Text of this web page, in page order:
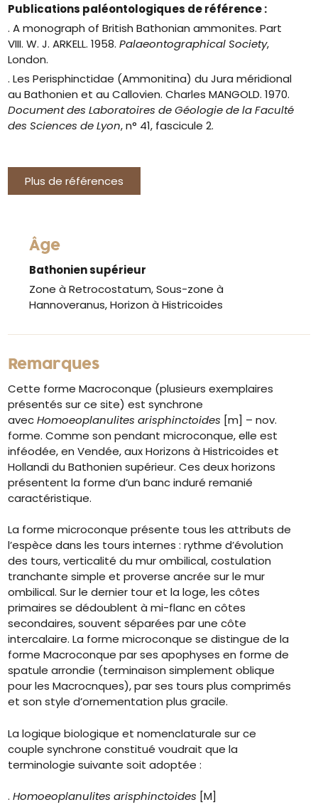
Publications paléontologiques de référence :
. A monograph of British Bathonian ammonites. Part
VIII. W. J. ARKELL. 1958.Palaeontographical Society,
London.
. Les Perisphinctidae (Ammonitina) du Jura méridional
au Bathonien et au Callovien. Charles MANGOLD. 1970.
Document des Laboratoires de Géologie de la Faculté
des Sciences de Lyon, n° 41, fascicule 2.
Plus de références
Âge
Bathonien supérieur
Zone à Retrocostatum, Sous-zone à
Hannoveranus, Horizon à Histricoides
Remarques
Cette forme Macroconque (plusieurs exemplaires
présentés sur ce site) est synchrone
avecHomoeoplanulites arisphinctoides [m] – nov.
forme. Comme son pendant microconque, elle est
inféodée, en Vendée, aux Horizons à Histricoides et
Hollandi du Bathonien supérieur. Ces deux horizons
présentent la forme d’un banc induré remanié
caractéristique.
La forme microconque présente tous les attributs de
l’espèce dans les tours internes : rythme d’évolution
des tours, verticalité du mur ombilical, costulation
tranchante simple et proverse ancrée sur le mur
ombilical. Sur le dernier tour et la loge, les côtes
primaires se dédoublent à mi-flanc en côtes
secondaires, souvent séparées par une côte
intercalaire. La forme microconque se distingue de la
forme Macroconque par ses apophyses en forme de
spatule arrondie (terminaison simplement oblique
pour les Macrocnques), par ses tours plus comprimés
et son style d’ornementation plus gracile.
La logique biologique et nomenclaturale sur ce
couple synchrone constitué voudrait que la
terminologie suivante soit adoptée :
.Homoeoplanulites arisphinctoides [M]